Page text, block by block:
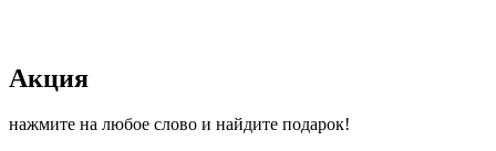
Акция
нажмите на любое слово и найдите подарок!